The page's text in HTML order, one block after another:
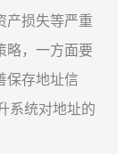
产损失等严重
略，一方面要
保存地址信
系统对地址的